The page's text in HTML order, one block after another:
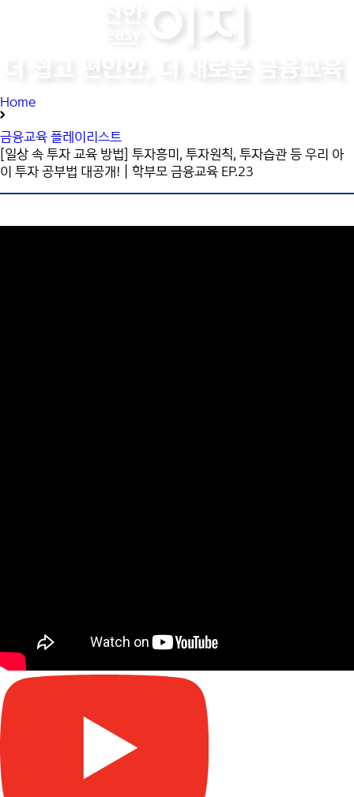
Home
금융교육 플레이리스트
[일상 속 투자 교육 방법] 투자흥미, 투자원칙, 투자습관 등 우리 아
이 투자 공부법 대공개!｜학부모 금융교육 EP.23